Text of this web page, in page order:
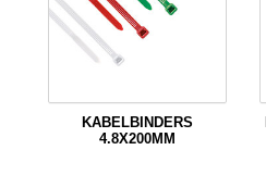
KABELBINDERS
4.8X200MM